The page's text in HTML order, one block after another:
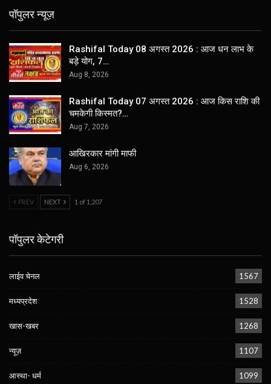
पॉपुलर न्यूज़
Rashifal Today 08 अगस्त 2026 : आज धन लाभ के
बड़े योग, 7…
Aug 8, 2026
Rashifal Today 07 अगस्त 2026 : आज किस राशि की
चमकेगी किस्मत?…
Aug 7, 2026
आखिरकार मांगी माफी
Aug 6, 2026
PREV NEXT 1 of 1,207
पॉपुलर केटेगरी
लाईव चेनल 1567
मध्यप्रदेश 1528
खास-खबर 1268
न्यूज़ 1107
आस्था- धर्म 1099